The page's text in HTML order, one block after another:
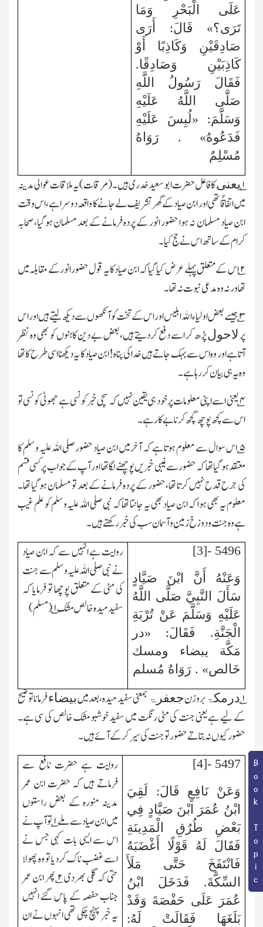
Book Topic
عَلَى الْبَحْرِ وَمَا
تَرَى؟» قَالَ: أَرَى
صَادِقَيْنِ وَكَاذِبًا أَوْ
كَاذِبَيْنِ وَصَادِقًا.
فَقَالَ رَسُولُ اللَّهِ
صَلَّى اللَّهُ عَلَيْهِ
وَسَلَّمَ: «لُبِسَ عَلَيْهِ
فَدَعُوهُ» . رَوَاهُ
مُسْلِمٌ
۱؎یعنیکا فاعل حضرت ابو سعید خدری ہیں۔(مرقات)یہ ملاقات عوالی مدینہ
میں اتفاقًا تھی اور ابن صیاد کے گھر تشریف لے جانے کا واقعہ دوسرا ہے،اس وقت
ابن صیاد مسلمان نہ ہوا حضور انور کے پردہ فرمانے کے بعد مسلمان ہوگیا،صحابہ
کرام کے ساتھ اس نے حج کیا۔
۲؎ اس کے متعلق پہلے عرض کیا گیا کہ ابن صیاد کا یہ قول حضور انور کے مقابلہ میں
تھا ورنہ وہ مدعی نبوت نہ تھا۔
۳؎ جیسے بعض اولیاء الله ابلیس اور اس کے تخت کو آنکھوں سے دیکھ لیتے ہیں اور اس
پرلاحولپڑھ کر اسے دفع کردیتے ہیں،بعض بے دین کاہنوں کو بھی وہ نظر
آتاہے اور وہ اس سے بہک جاتے ہیں خدا کی پناہ! ابن صیاد کا یہ دیکھنا اسی طرح کا تھا
وہ یہ ہی بیان کررہا ہے۔
۴؎ یعنی اسے اپنی معلومات پرخود ہی یقین نہیں کہ سچی خبر کونسی ہے جھوٹی کونسی تو
اس سے کچھ پوچھ گچھ کرنا بے کار ہے۔
۵؎ اس سوال سے معلوم ہوتا ہے کہ آخر میں ابن صیاد حضور صلی اللہ علیہ و سلم کا
معتقد ہوگیا تھا کہ حضور سے غیبی خبریں پوچھنے لگا تھا اور آپ کے جواب پرکسی قسم
کی جرح قدح نہیں کرتا تھا،حضور کے پردہ فرمانے کے بعد تو مسلمان ہوگیا تھا۔
معلوم یہ بھی ہوا کہ ابن صیاد بھی یہ جانتا تھاکہ نبی صلی اللہ علیہ و سلم کو علم غیب
ہے وہ جنت و دوزخ زمین و آسمان سب کی خبر رکھتے ہیں۔
5496 -[3]
وَعَنْهُ أَنَّ ابْنَ صَيَّادٍ
سَأَلَ النَّبِيَّ صَلَّى اللَّهُ
عَلَيْهِ وَسَلَّمَ عَنْ تُرْبَةِ
الْجَنَّةِ. فَقَالَ: «در
مَكَّة يبضاء ومسك
خَالص» . رَوَاهُ مُسلم
روایت ہے انہیں سے کہ ابن صیاد
نے نبی صلی اللہ علیہ و سلم سے جنت
کی مٹی کے متعلق پوچھا تو فرمایا کہ
سفید میدہ خالص مشک ۱؎ (مسلم)
۱؎درمکۃ بروزنجعفرۃ بمعنی سفید میدہ،بعد میںبیضاءفرمانا توضیح
کے لیے ہے یعنی جنت کی مٹی رنگت میں سفید خوشبو مشک خالص کی سی ہے۔
حضور کیوں نہ بتاتے حضور تو جنت کی سیر کرکے آئے ہیں۔
5497 -[4]
وَعَنْ نَافِعٍ قَالَ: لَقِيَ
ابْنُ عُمَرَ ابْنَ صَيَّادٍ فِي
بَعْضِ طُرُقِ الْمَدِينَةِ
فَقَالَ لَهُ قَوْلًا أَغْضَبَهُ
فَانْتَفَخَ حَتَّى مَلَأَ
السِّكَّةَ. فَدَخَلَ ابْنُ
عُمَرَ عَلَى حَفْصَةَ وَقَدْ
بَلَغَهَا فَقَالَتْ لَهُ:
روایت ہے حضرت نافع سے
فرماتے ہیں کہ حضرت ابن عمر
مدینہ منورہ کے بعض راستوں
میں ابن صیاد سے ملے۱؎ تو آپ نے
اس سے ایسی بات کہی جس نے
اسے غضب ناک کردیا تو وہ پھولا
حتی کہ گلی بھردی۲؎ پھر ابن عمر
جناب حفصہ کے پاس گئے انہیں
یہ خبر پہنچ چکی تھی انہوں نے ان